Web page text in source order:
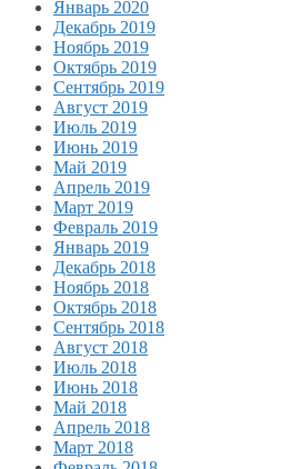
Январь 2020
Декабрь 2019
Ноябрь 2019
Октябрь 2019
Сентябрь 2019
Август 2019
Июль 2019
Июнь 2019
Май 2019
Апрель 2019
Март 2019
Февраль 2019
Январь 2019
Декабрь 2018
Ноябрь 2018
Октябрь 2018
Сентябрь 2018
Август 2018
Июль 2018
Июнь 2018
Май 2018
Апрель 2018
Март 2018